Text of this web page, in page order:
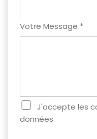
Votre Message *
J'accepte les
données